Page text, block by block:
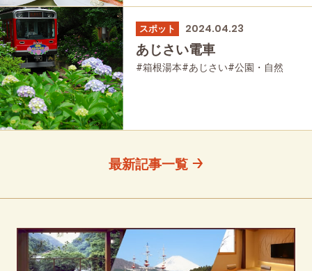
スポット 2024.04.23
あじさい電車
#箱根湯本#あじさい#公園・自然
最新記事一覧